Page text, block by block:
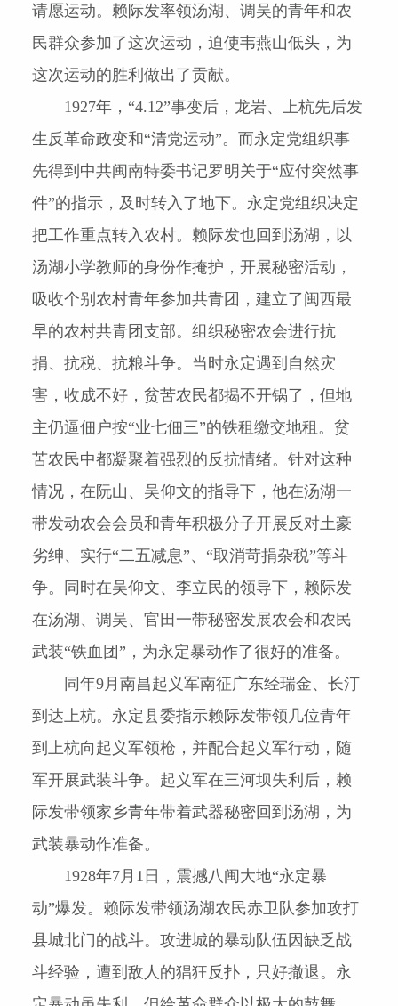
请愿运动。赖际发率领汤湖、调吴的青年和农
民群众参加了这次运动，迫使韦燕山低头，为
这次运动的胜利做出了贡献。
1927年，“4.12”事变后， 龙岩、上杭先后发
生反革命政变和“清党运动”。而永定党组织事
先得到中共闽南特委书记罗明关于“应付突然事
件”的指示，及时转入了地下。永定党组织决定
把工作重点转入农村。赖际发也回到汤湖，以
汤湖小学教师的身份作掩护，开展秘密活动，
吸收个别农村青年参加共青团，建立了闽西最
早的农村共青团支部。组织秘密农会进行抗
捐、抗税、抗粮斗争。当时永定遇到自然灾
害，收成不好，贫苦农民都揭不开锅了，但地
主仍逼佃户按“业七佃三”的铁租缴交地租。贫
苦农民中都凝聚着强烈的反抗情绪。针对这种
情况，在阮山、吴仰文的指导下，他在汤湖一
带发动农会会员和青年积极分子开展反对土豪
劣绅、实行“二五减息”、“取消苛捐杂税”等斗
争。同时在吴仰文、李立民的领导下，赖际发
在汤湖、调吴、官田一带秘密发展农会和农民
武装“铁血团”，为永定暴动作了很好的准备。
同年9 月南昌起义军南征广东经瑞金、长汀
到达上杭。永定县委指示赖际发带领几位青年
到上杭向起义军领枪，并配合起义军行动，随
军开展武装斗争。起义军在三河坝失利后，赖
际发带领家乡青年带着武器秘密回到汤湖，为
武装暴动作准备。
1928年7 月 1 日，震撼八闽大地“永定暴
动”爆发。赖际发带领汤湖农民赤卫队参加攻打
县城北门的战斗。攻进城的暴动队伍因缺乏战
斗经验，遭到敌人的猖狂反扑，只好撤退。永